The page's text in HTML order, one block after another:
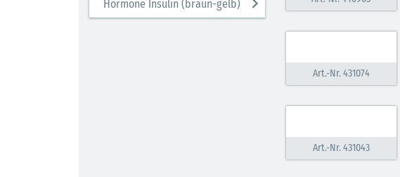
Hormone Insulin (braun-gelb)
Art.-Nr. 431074
Art.-Nr. 431043